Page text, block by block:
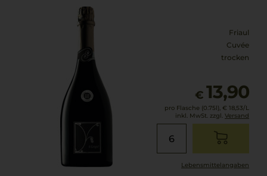
Friaul
Cuvée
trocken
€ 13,90
pro Flasche (0.75l), € 18,53/L
inkl. MwSt. zzgl. Versand
Lebensmittel­angaben